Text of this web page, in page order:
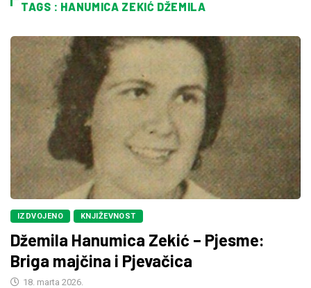
TAGS : HANUMICA ZEKIĆ DŽEMILA
IZDVOJENO KNJIŽEVNOST
Džemila Hanumica Zekić – Pjesme:
Briga majčina i Pjevačica
18. marta 2026.